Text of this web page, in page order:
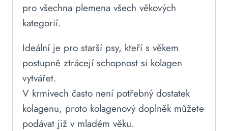
pro všechna plemena všech věkových
kategorií.
Ideální je pro starší psy, kteří s věkem
postupně ztrácejí schopnost si kolagen
vytvářet.
V krmivech často není potřebný dostatek
kolagenu, proto kolagenový doplněk můžete
podávat již v mladém věku.